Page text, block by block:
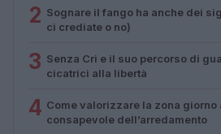
2 Sognare il fango ha anche dei
ci crediate o no)
3 Senza Cri e il suo percorso di
cicatrici alla libertà
4 Come valorizzare la zona giorno
consapevole dell’arredamento